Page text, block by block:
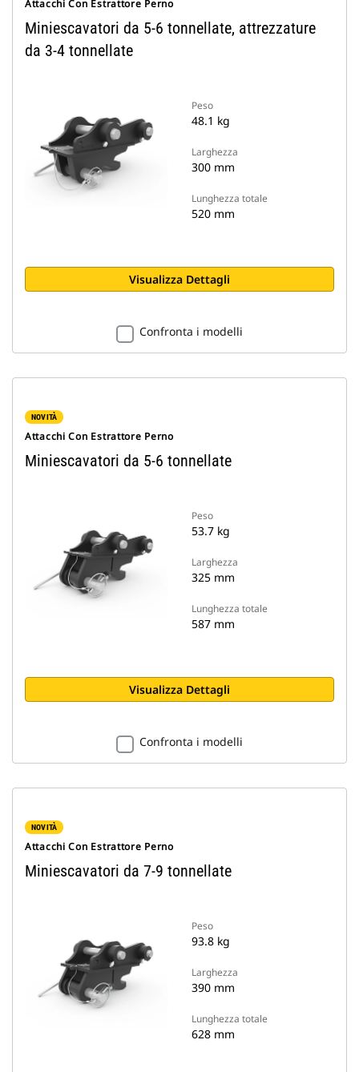
Attacchi Con Estrattore Perno
Miniescavatori da 5-6 tonnellate, attrezzature
da 3-4 tonnellate
Peso
48.1 kg
Larghezza
300 mm
Lunghezza totale
520 mm
Visualizza Dettagli
Confronta i modelli
NOVITÀ
Attacchi Con Estrattore Perno
Miniescavatori da 5-6 tonnellate
Peso
53.7 kg
Larghezza
325 mm
Lunghezza totale
587 mm
Visualizza Dettagli
Confronta i modelli
NOVITÀ
Attacchi Con Estrattore Perno
Miniescavatori da 7-9 tonnellate
Peso
93.8 kg
Larghezza
390 mm
Lunghezza totale
628 mm